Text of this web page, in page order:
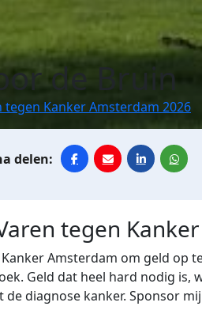
de Bruin
tegen Kanker Amsterdam 2026
tegen Kanker
Amsterdam om geld op
Geld dat heel hard nodig is,
diagnose kanker. Sponsor